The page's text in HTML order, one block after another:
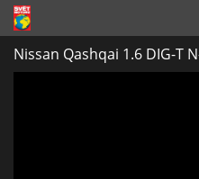
Nissan Qashqai 1.6 DIG-T